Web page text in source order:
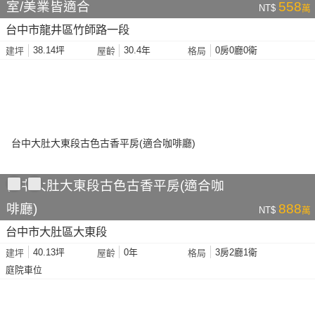
室/美業皆適合
NT$ 558萬
台中市龍井區竹師路一段
建坪 38.14坪 屋齡 30.4年 格局 0房0廳0衛
台中大肚大東段古色古香平房(適合咖
啡廳)
NT$ 888萬
台中市大肚區大東段
建坪 40.13坪 屋齡 0年 格局
3房2廳1衛
庭院車位